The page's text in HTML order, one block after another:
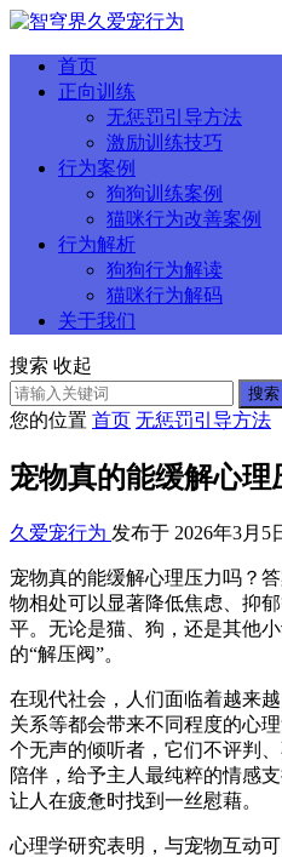
首页
正向训练
无惩罚引导方法
激励训练技巧
行为案例
狗狗训练案例
猫咪行为改善案例
行为解析
狗狗行为解读
猫咪行为解码
关于我们
搜索 收起
搜索
您的位置 首页 无惩罚引导方法
宠物真的能缓解心理
久爱宠行为 发布于 2026年3月5
宠物真的能缓解心理压力吗？
物相处可以显著降低焦虑、抑
平。无论是猫、狗，还是其他
的“解压阀”。
在现代社会，人们面临着越来
关系等都会带来不同程度的心
个无声的倾听者，它们不评判
陪伴，给予主人最纯粹的情感
让人在疲惫时找到一丝慰藉。
心理学研究表明，与宠物互动